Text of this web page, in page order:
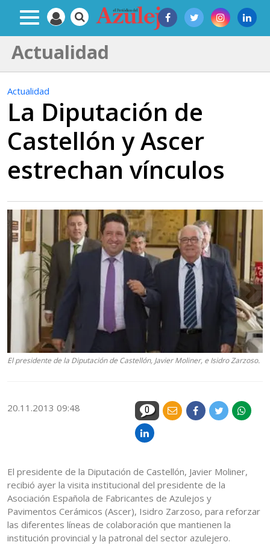
Actualidad
Actualidad
La Diputación de
Castellón y Ascer
estrechan vínculos
El presidente de la Diputación de Castellón, Javier Moliner, e Isidro Zarzoso.
20.11.2013 09:48 0
El presidente de la Diputación de Castellón, Javier Moliner,
recibió ayer la visita institucional del presidente de la
Asociación Española de Fabricantes de Azulejos y
Pavimentos Cerámicos (Ascer), Isidro Zarzoso, para reforzar
las diferentes líneas de colaboración que mantienen la
institución provincial y la patronal del sector azulejero.